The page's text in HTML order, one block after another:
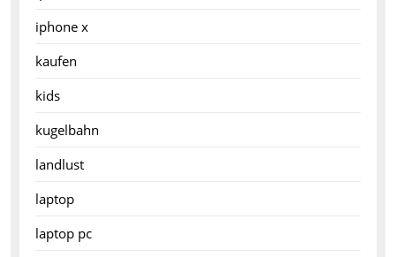
iphone x
kaufen
kids
kugelbahn
landlust
laptop
laptop pc